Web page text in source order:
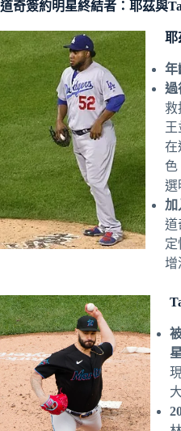
道奇簽約明星終結者：耶茲與
耶
年
過
救
在
色
選
加
道
定
增